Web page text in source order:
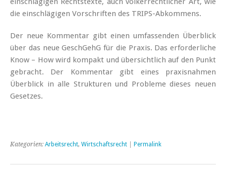
die einschlägigen Vorschriften des TRIPS-Abkommens.
Der neue Kommentar gibt einen umfassenden Überblick
über das neue GeschGehG für die Praxis. Das erforderliche
Know – How wird kompakt und übersichtlich auf den Punkt
gebracht. Der Kommentar gibt eines praxisnahmen
Überblick in alle Strukturen und Probleme dieses neuen
Gesetzes.
Kategorien: Arbeitsrecht, Wirtschaftsrecht Permalink